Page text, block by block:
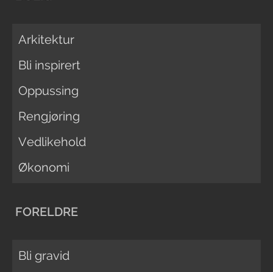
Arkitektur
Bli inspirert
Oppussing
Rengjøring
Vedlikehold
Økonomi
FORELDRE
Bli gravid